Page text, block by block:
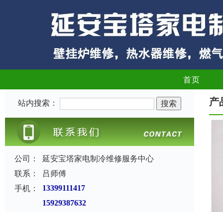
首页
站内搜索：
公司：
延安宝塔家电制冷维修服务中心
联系：
吕师傅
手机：
13399111417
15929387632
产